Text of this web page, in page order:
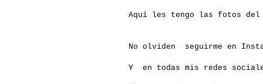
Aquí les tengo las fotos
No olviden seguirme en
Y en todas mis redes